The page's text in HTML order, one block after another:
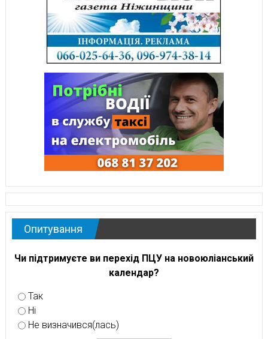
Опитування
Чи підтримуєте ви перехід ПЦУ на новоюліанський
календар?
Так
Ні
Не визначився(лась)